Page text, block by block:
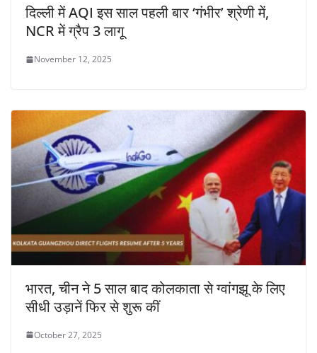
दिल्ली में AQI इस साल पहली बार ‘गंभीर’ श्रेणी में,
NCR में ग्रैप 3 लागू
November 12, 2025
भारत, चीन ने 5 साल बाद कोलकाता से ग्वांगझू के लिए
सीधी उड़ानें फिर से शुरू कीं
October 27, 2025